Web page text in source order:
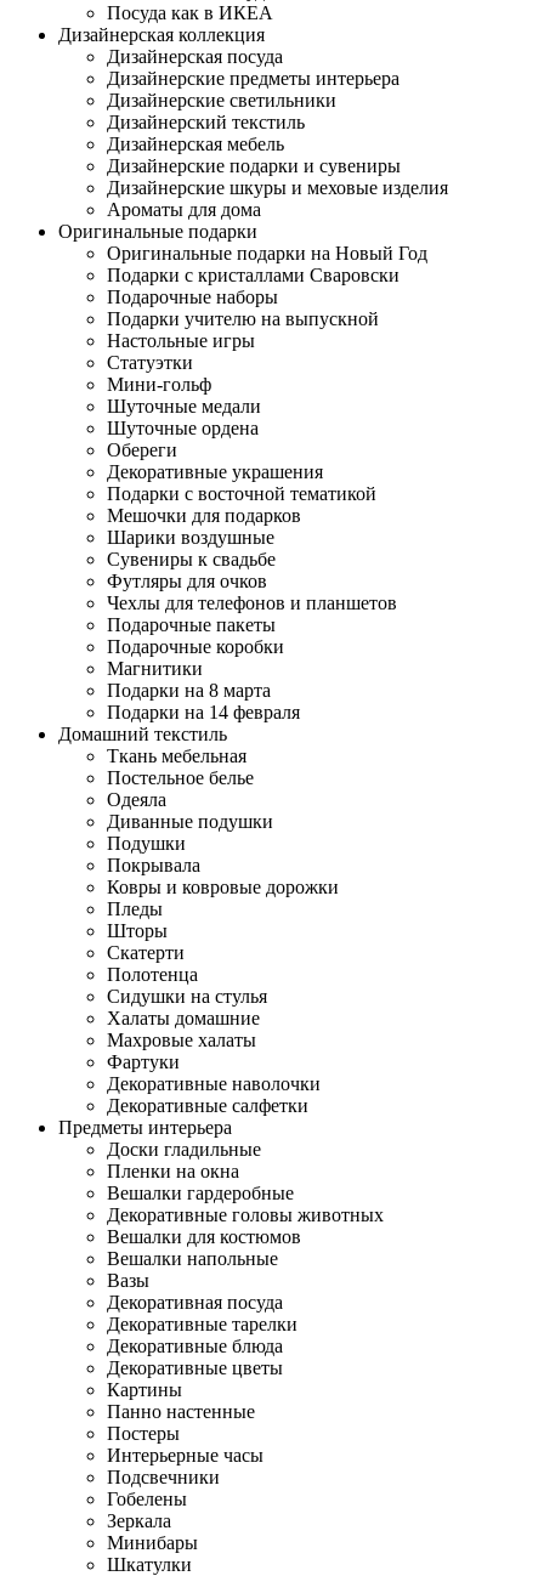
Посуда как в ИКЕА
Дизайнерская коллекция
Дизайнерская посуда
Дизайнерские предметы интерьера
Дизайнерские светильники
Дизайнерский текстиль
Дизайнерская мебель
Дизайнерские подарки и сувениры
Дизайнерские шкуры и меховые изделия
Ароматы для дома
Оригинальные подарки
Оригинальные подарки на Новый Год
Подарки с кристаллами Сваровски
Подарочные наборы
Подарки учителю на выпускной
Настольные игры
Статуэтки
Мини-гольф
Шуточные медали
Шуточные ордена
Обереги
Декоративные украшения
Подарки с восточной тематикой
Мешочки для подарков
Шарики воздушные
Сувениры к свадьбе
Футляры для очков
Чехлы для телефонов и планшетов
Подарочные пакеты
Подарочные коробки
Магнитики
Подарки на 8 марта
Подарки на 14 февраля
Домашний текстиль
Ткань мебельная
Постельное белье
Одеяла
Диванные подушки
Подушки
Покрывала
Ковры и ковровые дорожки
Пледы
Шторы
Скатерти
Полотенца
Сидушки на стулья
Халаты домашние
Махровые халаты
Фартуки
Декоративные наволочки
Декоративные салфетки
Предметы интерьера
Доски гладильные
Пленки на окна
Вешалки гардеробные
Декоративные головы животных
Вешалки для костюмов
Вешалки напольные
Вазы
Декоративная посуда
Декоративные тарелки
Декоративные блюда
Декоративные цветы
Картины
Панно настенные
Постеры
Интерьерные часы
Подсвечники
Гобелены
Зеркала
Минибары
Шкатулки